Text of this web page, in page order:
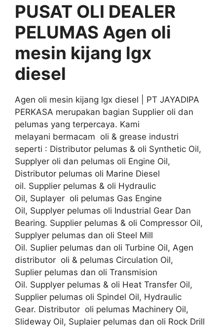
PUSAT OLI DEALER
PELUMAS Agen oli
mesin kijang lgx
diesel
Agen oli mesin kijang lgx diesel | PT JAYADIPA
PERKASA merupakan bagian Supplier oli dan
pelumas yang terpercaya. Kami
melayani bermacam oli & grease industri
seperti : Distributor pelumas & oli Synthetic Oil,
Supplyer oli dan pelumas oli Engine Oil,
Distributor pelumas oli Marine Diesel
oil. Supplier pelumas & oli Hydraulic
Oil, Suplayer oli pelumas Gas Engine
Oil, Supplyer pelumas oli Industrial Gear Dan
Bearing. Supplier pelumas & oli Compressor Oil,
Supplyer pelumas dan oli Steel Mill
Oil. Suplier pelumas dan oli Turbine Oil, Agen
distributor oli & pelumas Circulation Oil,
Suplier pelumas dan oli Transmision
Oil. Supplyer pelumas & oli Heat Transfer Oil,
Supplier pelumas oli Spindel Oil, Hydraulic
Gear. Distributor oli pelumas Machinery Oil,
Slideway Oil, Suplaier pelumas dan oli Rock Drill